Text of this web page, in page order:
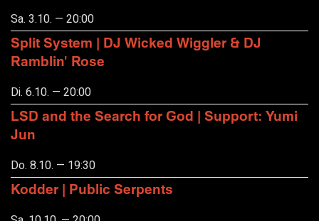
Sa. 3.10. — 20:00
Split System | DJ Wicked Wiggler & DJ
Ramblin' Rose
Di. 6.10. — 20:00
LSD and the Search for God | Support: Yumi
Jun
Do. 8.10. — 19:30
Kodder | Public Serpents